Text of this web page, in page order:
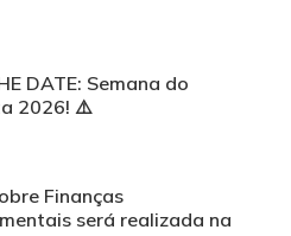
DATE: Semana do
2026! ⚠️
Finanças
será realizada na